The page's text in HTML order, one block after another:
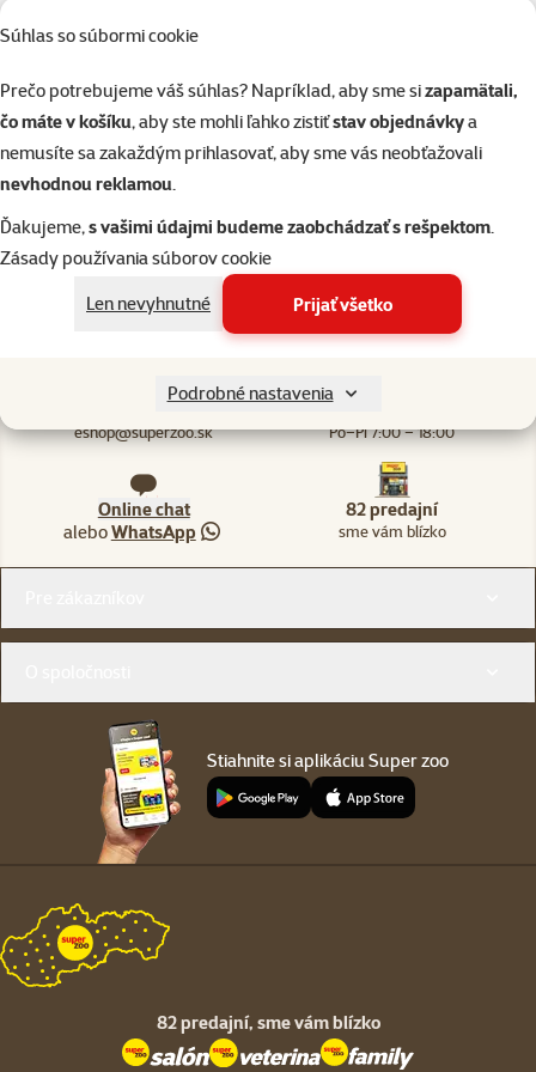
Súhlas so súbormi cookie
Prečo potrebujeme váš súhlas? Napríklad, aby sme sizapamätali,
čo máte v košíku, aby ste mohli ľahko zistiťstav objednávkya
nemusíte sa zakaždým prihlasovať, aby sme vás neobťažovali
nevhodnou reklamou.
Ďakujeme,s vašimi údajmi budeme zaobchádzať s rešpektom.
Zásady používania súborov cookie
Len nevyhnutné
Prijať všetko
Podrobné nastavenia
82 predajní, sme blízko vás
Naši odborníci v predajni sú vám vždy k dispozícii, aby vám
Napíšte nám
eshop@superzoo.sk Po–Pi 7:00 – 18:00
Online chat
aleboWhatsApp
82 predajní
sme vám blízko
Stiahnite si aplikáciu Super zoo
82 predajní, sme vám blízko